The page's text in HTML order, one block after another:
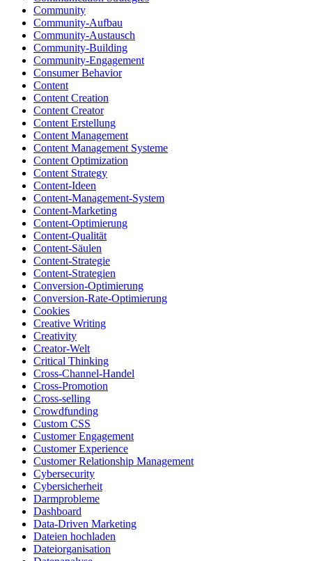
Community
Community-Aufbau
Community-Austausch
Community-Building
Community-Engagement
Consumer Behavior
Content
Content Creation
Content Creator
Content Erstellung
Content Management
Content Management Systeme
Content Optimization
Content Strategy
Content-Ideen
Content-Management-System
Content-Marketing
Content-Optimierung
Content-Qualität
Content-Säulen
Content-Strategie
Content-Strategien
Conversion-Optimierung
Conversion-Rate-Optimierung
Cookies
Creative Writing
Creativity
Creator-Welt
Critical Thinking
Cross-Channel-Handel
Cross-Promotion
Cross-selling
Crowdfunding
Custom CSS
Customer Engagement
Customer Experience
Customer Relationship Management
Cybersecurity
Cybersicherheit
Darmprobleme
Dashboard
Data-Driven Marketing
Dateien hochladen
Dateiorganisation